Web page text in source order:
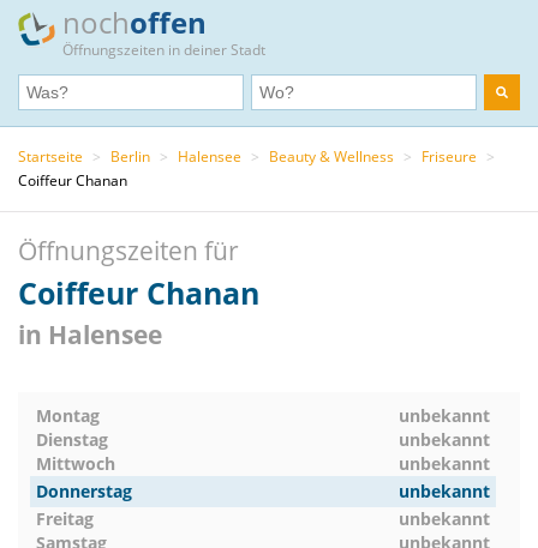
nochoffen
Öffnungszeiten in deiner Stadt
Startseite > Berlin > Halensee > Beauty & Wellness > Friseure >
Coiffeur Chanan
Öffnungszeiten für
Coiffeur Chanan
in Halensee
Montag
unbekannt
Dienstag
unbekannt
Mittwoch
unbekannt
Donnerstag
unbekannt
Freitag
unbekannt
Samstag
unbekannt